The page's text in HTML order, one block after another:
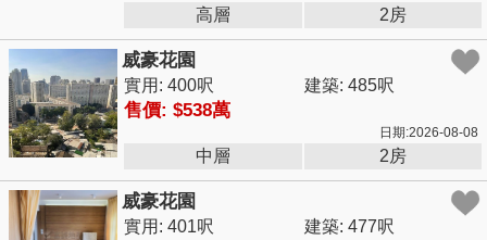
高層 2房
威豪花園
實用: 400呎 建築: 485呎
售價: $538萬
日期:2026-08-08
中層 2房
威豪花園
實用: 401呎 建築: 477呎